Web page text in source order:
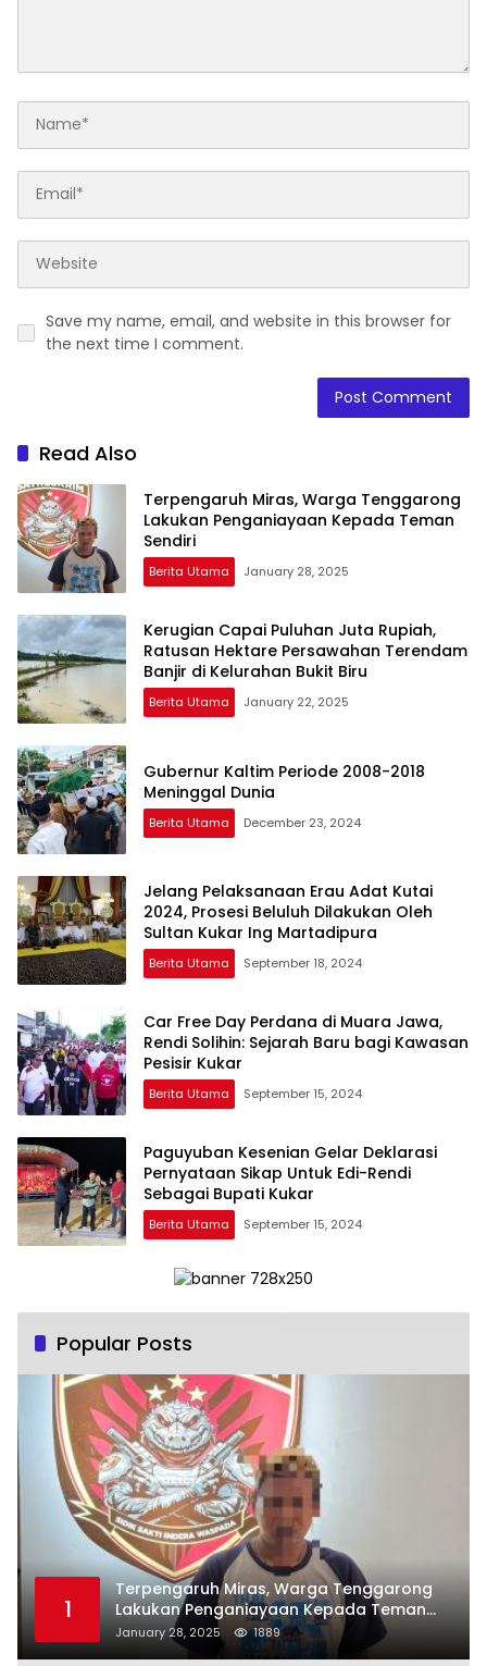
Save my name, email, and website in this browser for
the next time I comment.
Read Also
Terpengaruh Miras, Warga Tenggarong
Lakukan Penganiayaan Kepada Teman
Sendiri
Berita Utama January 28, 2025
Kerugian Capai Puluhan Juta Rupiah,
Ratusan Hektare Persawahan Terendam
Banjir di Kelurahan Bukit Biru
Berita Utama January 22, 2025
Gubernur Kaltim Periode 2008-2018
Meninggal Dunia
Berita Utama December 23, 2024
Jelang Pelaksanaan Erau Adat Kutai
2024, Prosesi Beluluh Dilakukan Oleh
Sultan Kukar Ing Martadipura
Berita Utama September 18, 2024
Car Free Day Perdana di Muara Jawa,
Rendi Solihin: Sejarah Baru bagi Kawasan
Pesisir Kukar
Berita Utama September 15, 2024
Paguyuban Kesenian Gelar Deklarasi
Pernyataan Sikap Untuk Edi-Rendi
Sebagai Bupati Kukar
Berita Utama September 15, 2024
Popular Posts
1
Terpengaruh Miras, Warga Tenggarong
Lakukan Penganiayaan Kepada Teman
Sendiri
January 28, 2025 1889